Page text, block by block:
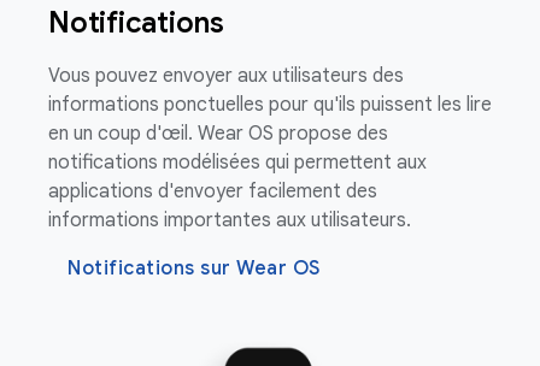
Notifications
Vous pouvez envoyer aux utilisateurs des
informations ponctuelles pour qu'ils puissent les lire
en un coup d'œil. Wear OS propose des
notifications modélisées qui permettent aux
applications d'envoyer facilement des
informations importantes aux utilisateurs.
Notifications sur Wear OS